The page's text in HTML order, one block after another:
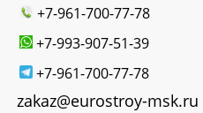
+7-961-700-77-78
+7-993-907-51-39
+7-961-700-77-78
zakaz@eurostroy-msk.ru